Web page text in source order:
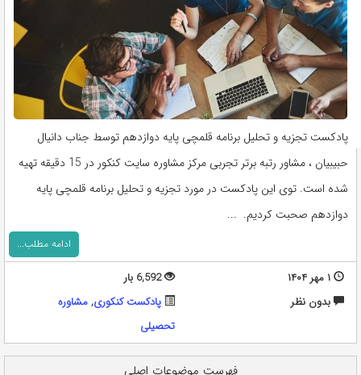
پادکست تجزیه و تحلیل برنامه قلمچی پایه دوازدهم توسط جناب دانیال
حبیبیان ، مشاور رتبه برتر تجربی مرکز مشاوره سایت کنکور در 15 دقیقه تهیه
شده است. توی این پادکست در مورد تجزیه و تحلیل برنامه قلمچی پایه
دوازدهم صحبت کردیم. ...
ادامه مطلب...
۱ مهر ۱۴۰۴
6,592 بار
بدون نظر
پادکست کنکوری,مشاوره
تحصيلی
فهرست موضوعات اصلی